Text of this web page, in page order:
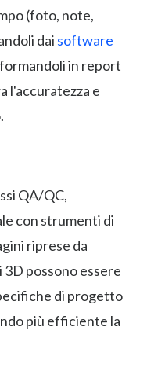
(foto, note,
dai software
in report
l'accuratezza e
QA/QC,
con strumenti di
riprese da
3D possono essere
di progetto
più efficiente la